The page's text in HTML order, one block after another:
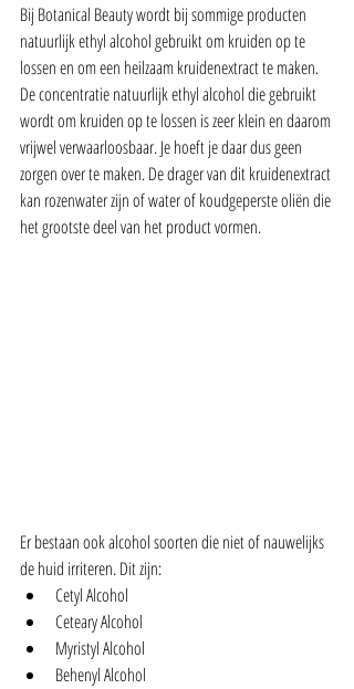
Bij Botanical Beauty wordt bij sommige producten
natuurlijk ethyl alcohol gebruikt om kruiden op te
lossen en om een heilzaam kruidenextract te maken.
De concentratie natuurlijk ethyl alcohol die gebruikt
wordt om kruiden op te lossen is zeer klein en daarom
vrijwel verwaarloosbaar. Je hoeft je daar dus geen
zorgen over te maken. De drager van dit kruidenextract
kan rozenwater zijn of water of koudgeperste oliën die
het grootste deel van het product vormen.
Er bestaan ook alcohol soorten die niet of nauwelijks
de huid irriteren. Dit zijn:
Cetyl Alcohol
Ceteary Alcohol
Myristyl Alcohol
Behenyl Alcohol